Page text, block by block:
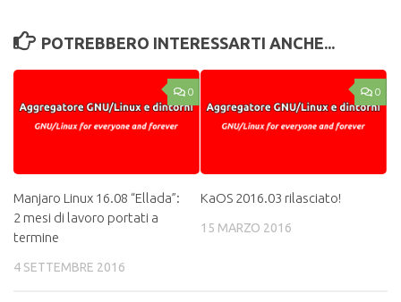
POTREBBERO INTERESSARTI ANCHE...
0
Manjaro Linux 16.08 “Ellada”:
2 mesi di lavoro portati a
termine
4 SETTEMBRE 2016
0
KaOS 2016.03 rilasciato!
15 MARZO 2016